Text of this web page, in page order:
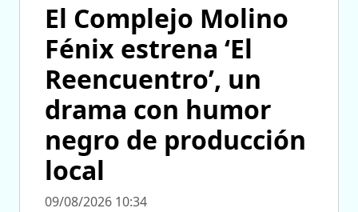
El Complejo Molino
Fénix estrena ‘El
Reencuentro’, un
drama con humor
negro de producción
local
09/08/2026 10:34